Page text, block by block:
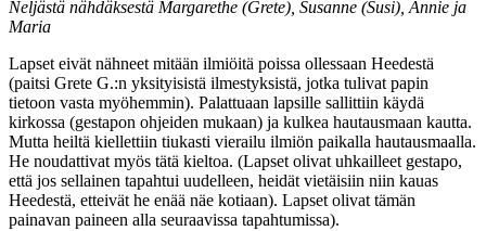
Neljästä nähdäksestä Margarethe (Grete), Susanne (Susi), Annie ja
Maria
Lapset eivät nähneet mitään ilmiöitä poissa ollessaan Heedestä
(paitsi Grete G.:n yksityisistä ilmestyksistä, jotka tulivat papin
tietoon vasta myöhemmin). Palattuaan lapsille sallittiin käydä
kirkossa (gestapon ohjeiden mukaan) ja kulkea hautausmaan kautta.
Mutta heiltä kiellettiin tiukasti vierailu ilmiön paikalla hautausmaalla.
He noudattivat myös tätä kieltoa. (Lapset olivat uhkailleet gestapo,
että jos sellainen tapahtui uudelleen, heidät vietäisiin niin kauas
Heedestä, etteivät he enää näe kotiaan). Lapset olivat tämän
painavan paineen alla seuraavissa tapahtumissa).